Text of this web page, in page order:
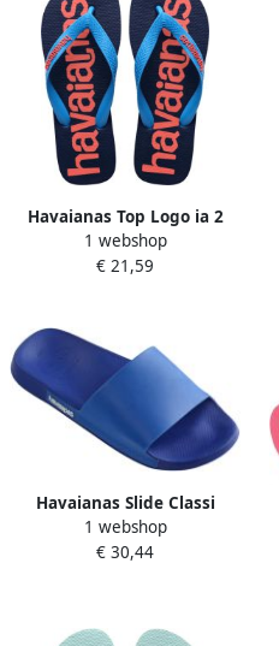
Havaianas Top Logo ia 2
Unisex Slippers Turquoise
1 webshop
€ 21,59
Havaianas Slide Classi
sandaal om aan te trekken
1 webshop
€ 30,44